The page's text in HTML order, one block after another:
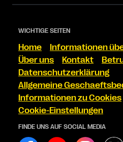
WICHTIGE SEITEN
Home
Informationen
Über uns
Kontakt
Datenschutzerklärung
Allgemeine
Informationen zu Cookies
Cookie-Einstellungen
FINDE UNS AUF SOCIAL MEDIA